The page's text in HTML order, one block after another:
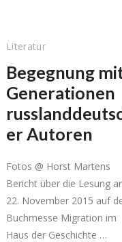
Literatur
Begegnung
Generationen
er Autoren
Fotos @ Horst Martens
Bericht über die Lesung
22. November 2015 auf
Buchmesse Migration im
Haus der Geschichte …